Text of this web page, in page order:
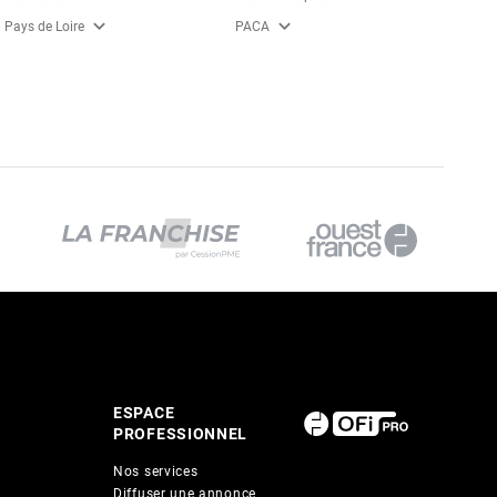
Pays de Loire expand_more PACA expand_more
ESPACE
PROFESSIONNEL
Nos services
Diffuser une annonce